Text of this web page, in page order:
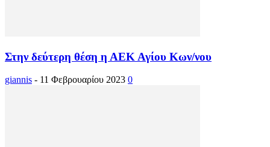
Στην δεύτερη θέση η ΑΕΚ Αγίου Κων/νου
giannis - 11 Φεβρουαρίου 2023 0